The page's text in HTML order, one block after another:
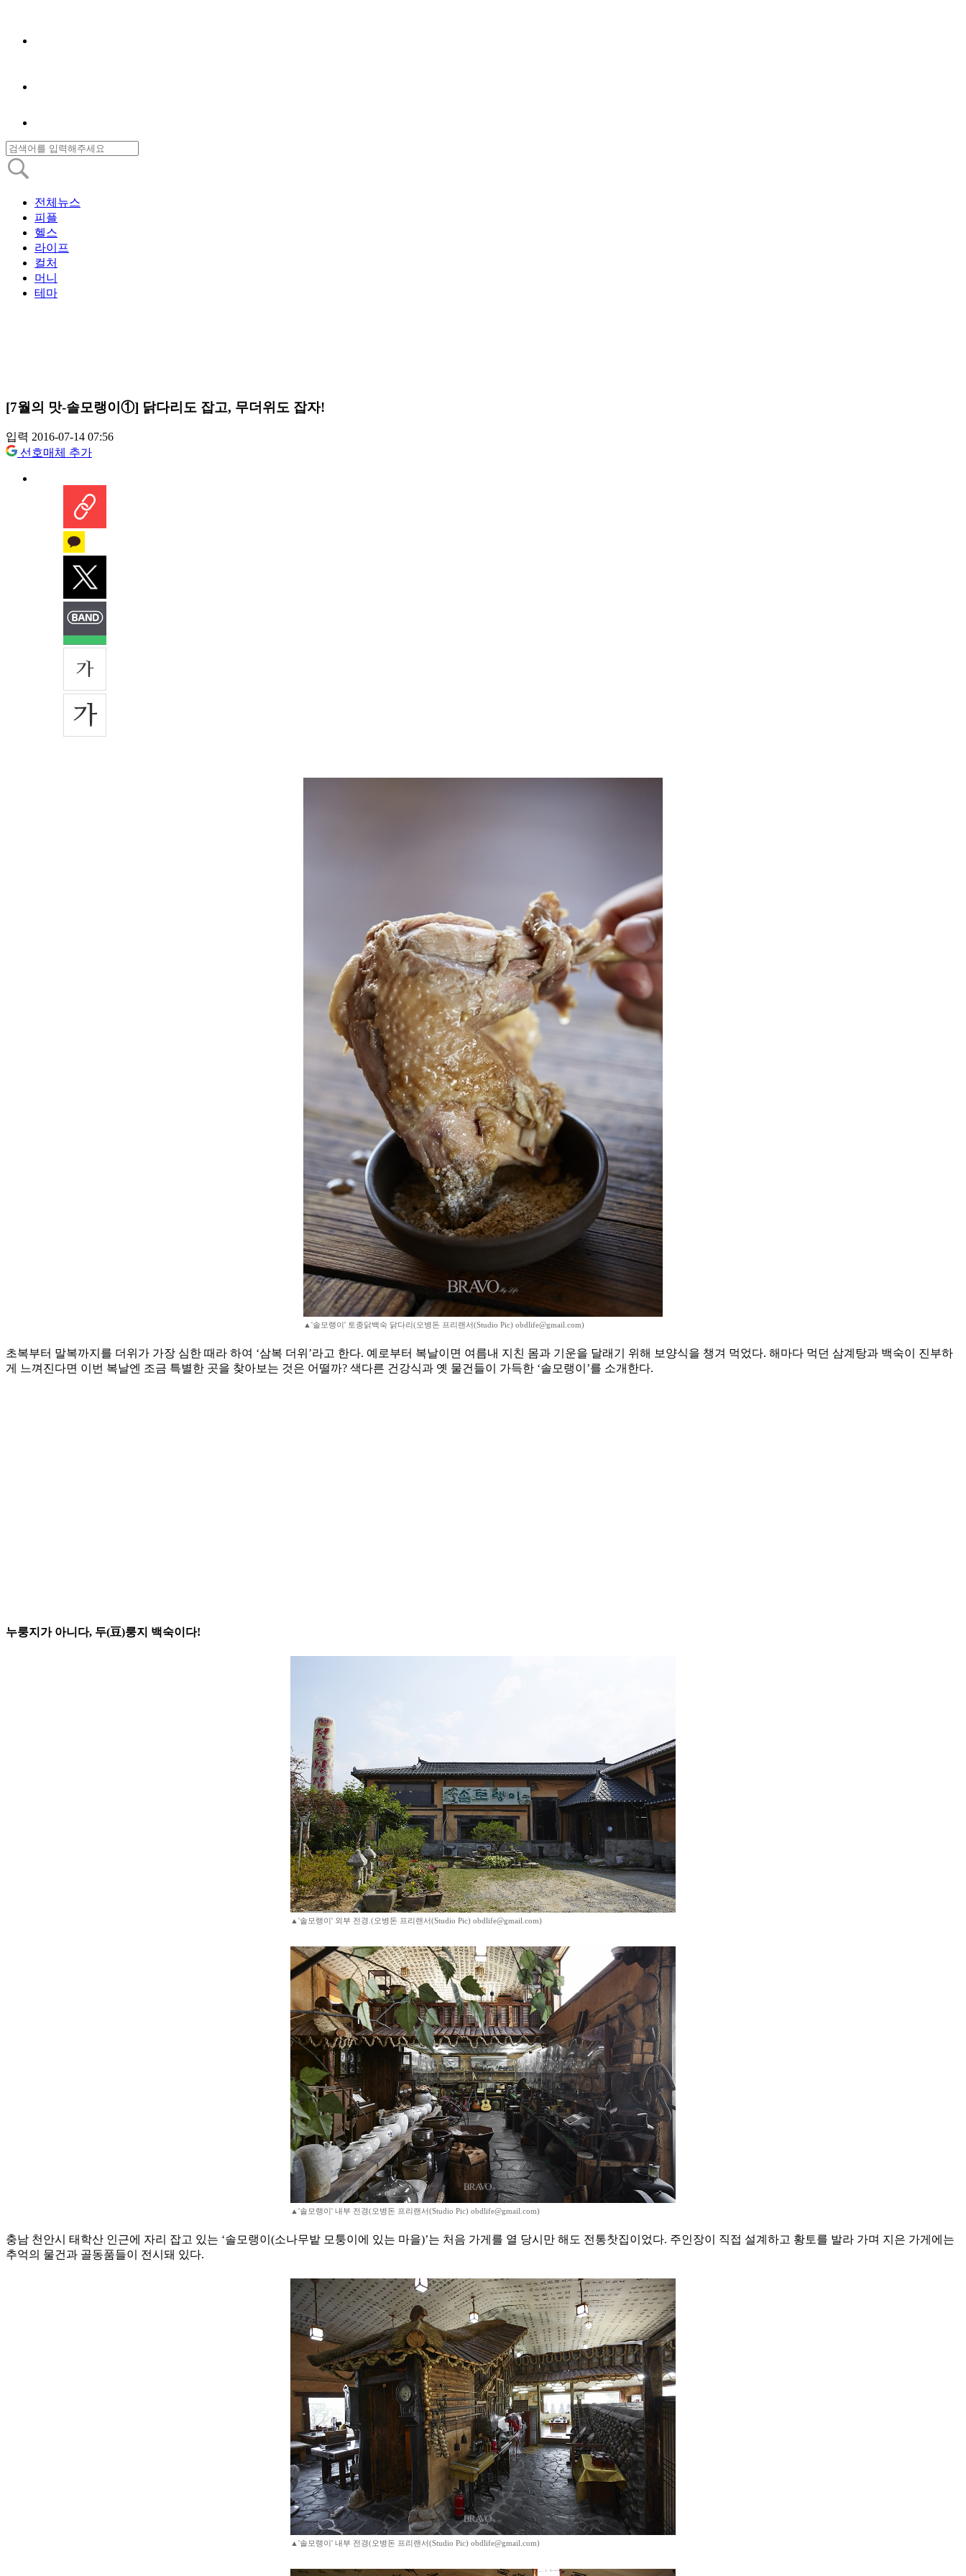
전체뉴스
피플
헬스
라이프
컬처
머니
테마
[7월의 맛-솔모랭이①] 닭다리도 잡고, 무더위도 잡자!
입력 2016-07-14 07:56
선호매체 추가
▲'솔모랭이' 토종닭백숙 닭다리(오병돈 프리랜서(Studio Pic) obdlife@gmail.com)
초복부터 말복까지를 더위가 가장 심한 때라 하여 ‘삼복 더위’라고 한다. 예로부터 복날이면 여름내 지친 몸과 기운을 달래기 위해 보양식을 챙겨 먹었다. 해마다 먹던 삼계탕과 백숙이 진부하
게 느껴진다면 이번 복날엔 조금 특별한 곳을 찾아보는 것은 어떨까? 색다른 건강식과 옛 물건들이 가득한 ‘솔모랭이’를 소개한다.
누룽지가 아니다, 두(豆)룽지 백숙이다!
▲'솔모랭이' 외부 전경.(오병돈 프리랜서(Studio Pic) obdlife@gmail.com)
▲'솔모랭이' 내부 전경(오병돈 프리랜서(Studio Pic) obdlife@gmail.com)
충남 천안시 태학산 인근에 자리 잡고 있는 ‘솔모랭이(소나무밭 모퉁이에 있는 마을)’는 처음 가게를 열 당시만 해도 전통찻집이었다. 주인장이 직접 설계하고 황토를 발라 가며 지은 가게에는
추억의 물건과 골동품들이 전시돼 있다.
▲'솔모랭이' 내부 전경(오병돈 프리랜서(Studio Pic) obdlife@gmail.com)